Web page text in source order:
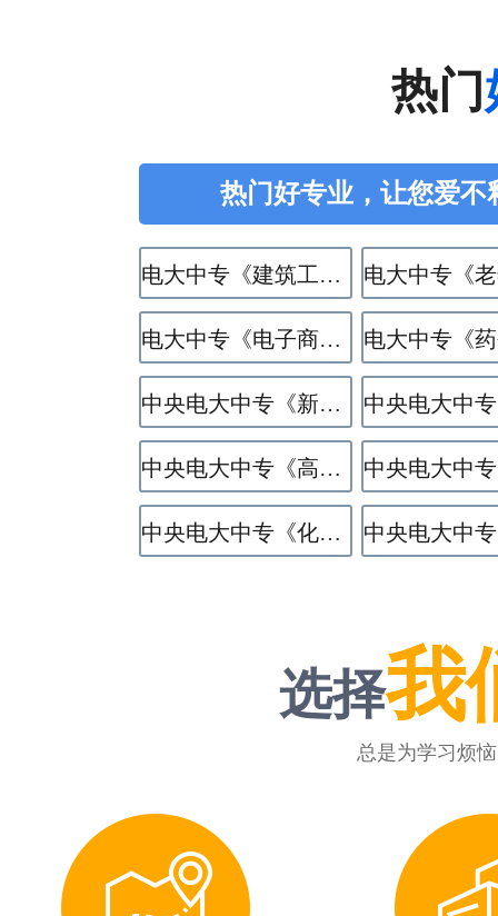
热门
热门好专业，让您爱
电大中专《建筑工程施工》专业
电大中专《电子商务》专业
中央电大中专《新能源汽车运用与维修》专业
中央电大中专《高星级饭店运营与管理》专业
中央电大中专《化学工艺》专业
选择我
总是为学习烦